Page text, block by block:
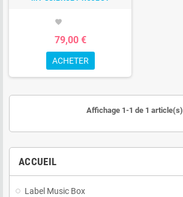
ACCUEIL
Label Music Box
favorite
79,00 €
ACHETER
Affichage 1-1 de 1 article(s)